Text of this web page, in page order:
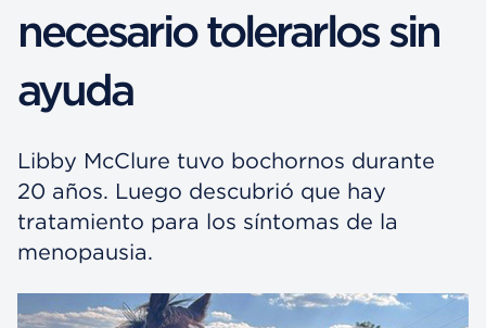
necesario tolerarlos sin
ayuda
Libby McClure tuvo bochornos durante
20 años. Luego descubrió que hay
tratamiento para los síntomas de la
menopausia.